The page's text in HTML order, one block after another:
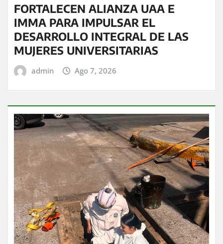
FORTALECEN ALIANZA UAA E
IMMA PARA IMPULSAR EL
DESARROLLO INTEGRAL DE LAS
MUJERES UNIVERSITARIAS
admin Ago 7, 2026